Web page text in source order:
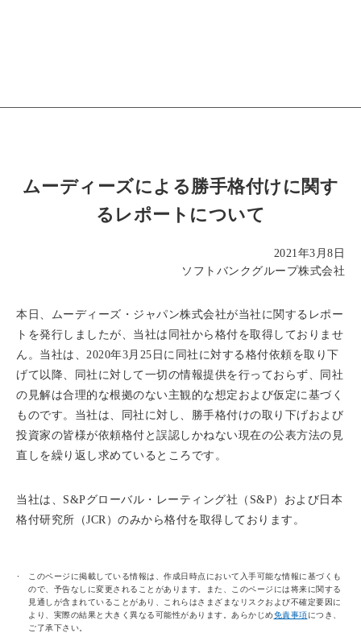
ムーディーズによる勝手格付けに関す
るレポートについて
2021年3月8日
ソフトバンクグループ株式会社
本日、ムーディーズ・ジャパン株式会社が当社に関するレポー
トを発行しましたが、当社は同社から格付を取得しておりませ
ん。当社は、2020年3月25日に同社に対する格付依頼を取り下
げて以降、同社に対して一切の情報提供を行っておらず、同社
の見解は合理的な根拠のない主観的な想定および仮定に基づく
ものです。当社は、同社に対し、勝手格付けの取り下げおよび
投資家の皆様が依頼格付と誤認しかねない現在の公表方法の見
直しを繰り返し求めているところです。
当社は、S&Pグローバル・レーティング社（S&P）および日本
格付研究所（JCR）のみから格付を取得しております。
このページに掲載している情報は、作成日時点において入手可能な情報に基づくも
ので、予告なしに変更されることがあります。また、このページには将来に関する
見通しが含まれていることがあり、これらはさまざまなリスクおよび不確定要因に
より、実際の結果と大きく異なる可能性があります。あらかじめ免責事項につき、
ご了承下さい。